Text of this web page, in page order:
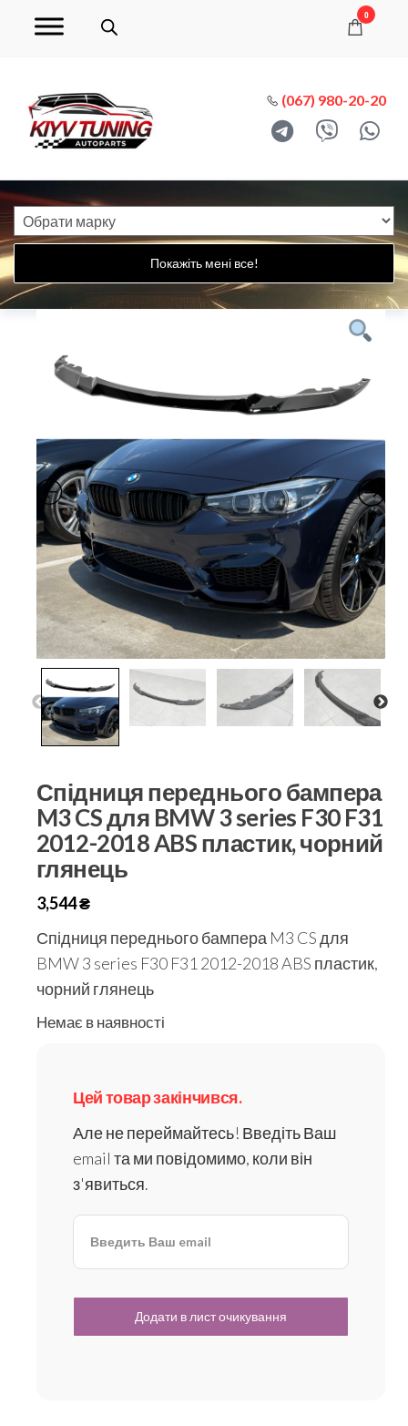
0
(067) 980-20-20
Покажіть мені все!
Спідниця переднього бампера
M3 CS для BMW 3 series F30 F31
2012-2018 ABS пластик, чорний
глянець
3,544₴
Спідниця переднього бампера M3 CS для
BMW 3 series F30 F31 2012-2018 ABS пластик,
чорний глянець
Немає в наявності
Цей товар закінчився.
Але не переймайтесь! Введіть Ваш
email та ми повідомимо, коли він
з'явиться.